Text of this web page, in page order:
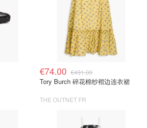
€74.00 €491.00
Tory Burch 碎花棉纱褶边连衣裙
THE OUTNET FR